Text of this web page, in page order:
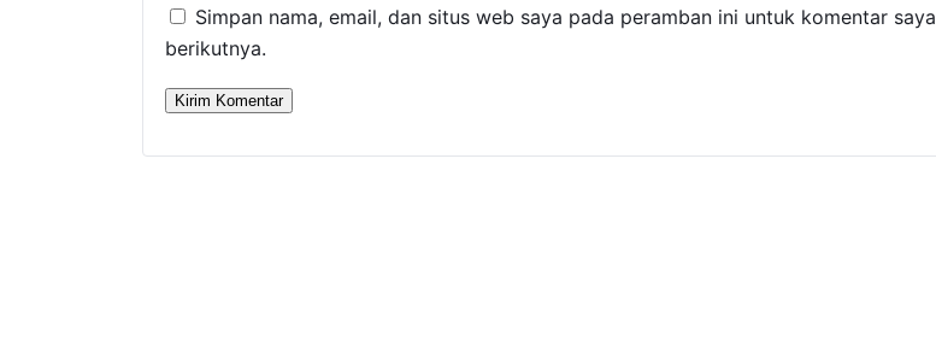
Simpan nama, email, dan situs web saya pada peramban ini untuk komentar saya
berikutnya.